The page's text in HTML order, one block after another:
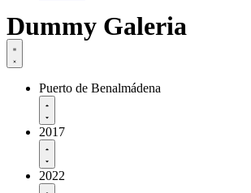
Dummy Galeria
Puerto de Benalmádena
2017
2022